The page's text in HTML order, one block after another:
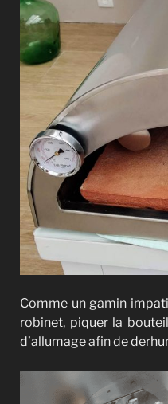
Comme un gamin
robinet, piquer la
d’allumage afin de